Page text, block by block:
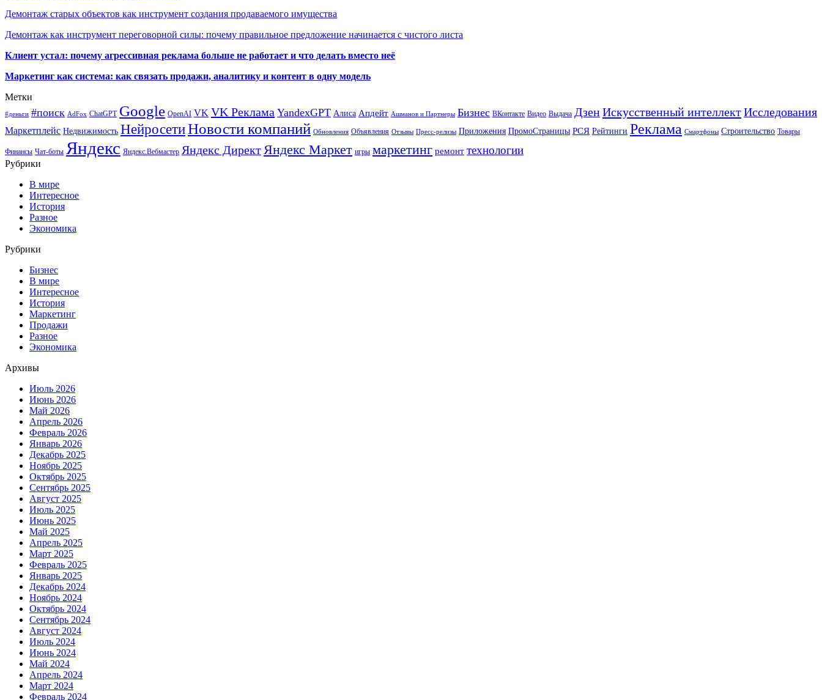
Демонтаж старых объектов как инструмент создания продаваемого имущества
Демонтаж как инструмент переговорной силы: почему правильное предложение начинается с чистого листа
Клиент устал: почему агрессивная реклама больше не работает и что делать вместо неё
Маркетинг как система: как связать продажи, аналитику и контент в одну модель
Метки
#деньги #поиск AdFox ChatGPT Google OpenAI VK VK Реклама YandexGPT Алиса Апдейт Ашманов и Партнеры Бизнес ВКонтакте Видео Выдача ДзенИскусственный интеллектИсследования
Маркетплейс Недвижимость НейросетиНовости компаний Обновления Объявления Отзывы Пресс-релизы Приложения ПромоСтраницы РСЯ Рейтинги Реклама Смартфоны Строительство Товары
Финансы Чат-боты Яндекс Яндекс.Вебмастер Яндекс Директ Яндекс Маркет игры маркетинг ремонт технологии
Рубрики
В мире
Интересное
История
Разное
Экономика
Рубрики
Бизнес
В мире
Интересное
История
Маркетинг
Продажи
Разное
Экономика
Архивы
Июль 2026
Июнь 2026
Май 2026
Апрель 2026
Февраль 2026
Январь 2026
Декабрь 2025
Ноябрь 2025
Октябрь 2025
Сентябрь 2025
Август 2025
Июль 2025
Июнь 2025
Май 2025
Апрель 2025
Март 2025
Февраль 2025
Январь 2025
Декабрь 2024
Ноябрь 2024
Октябрь 2024
Сентябрь 2024
Август 2024
Июль 2024
Июнь 2024
Май 2024
Апрель 2024
Март 2024
Февраль 2024